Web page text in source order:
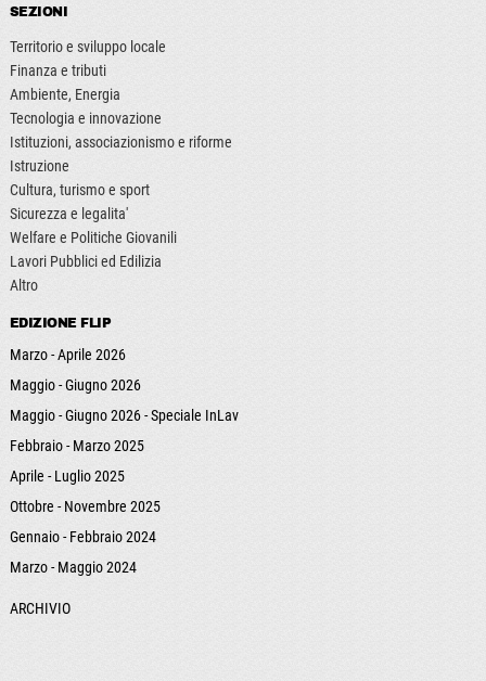
SEZIONI
Territorio e sviluppo locale
Finanza e tributi
Ambiente, Energia
Tecnologia e innovazione
Istituzioni, associazionismo e riforme
Istruzione
Cultura, turismo e sport
Sicurezza e legalita'
Welfare e Politiche Giovanili
Lavori Pubblici ed Edilizia
Altro
EDIZIONE FLIP
Marzo - Aprile 2026
Maggio - Giugno 2026
Maggio - Giugno 2026 - Speciale InLav
Febbraio - Marzo 2025
Aprile - Luglio 2025
Ottobre - Novembre 2025
Gennaio - Febbraio 2024
Marzo - Maggio 2024
ARCHIVIO